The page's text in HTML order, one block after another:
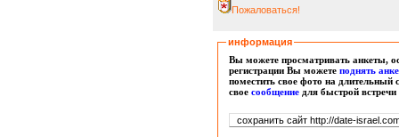
Пожаловаться!
информация
Вы можете просматривать анкеты,
регистрации Вы можетеподнять
поместить свое фото на длительный
своесообщение для быстрой